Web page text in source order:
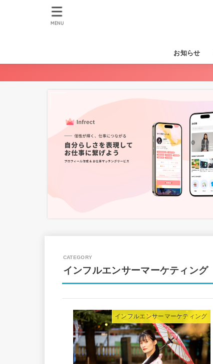
お知らせ
MENU
インフルエンサーマーケティング
インフルエンサーマーケティング